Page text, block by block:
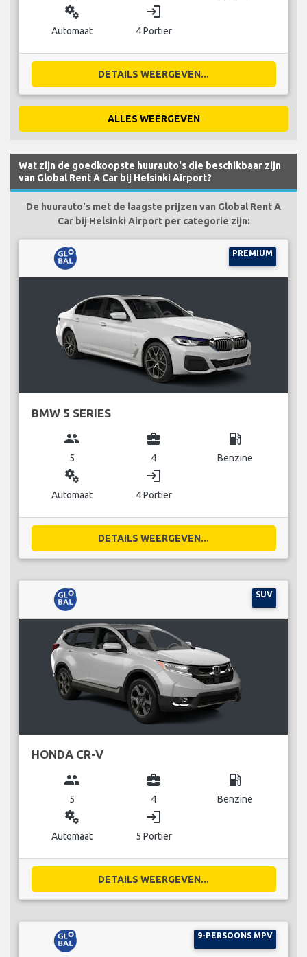
miscellaneous_services
Automaat
login
4 Portier
DETAILS WEERGEVEN...
ALLES WEERGEVEN
Wat zijn de goedkoopste huurauto's die beschikbaar zijn
van Global Rent A Car bij Helsinki Airport?
De huurauto's met de laagste prijzen van Global Rent A
Car bij Helsinki Airport per categorie zijn:
PREMIUM
BMW 5 SERIES
group
5
business_center
4
local_gas_station
Benzine
miscellaneous_services
Automaat
login
4 Portier
DETAILS WEERGEVEN...
SUV
HONDA CR-V
group
5
business_center
4
local_gas_station
Benzine
miscellaneous_services
Automaat
login
5 Portier
DETAILS WEERGEVEN...
9-PERSOONS MPV